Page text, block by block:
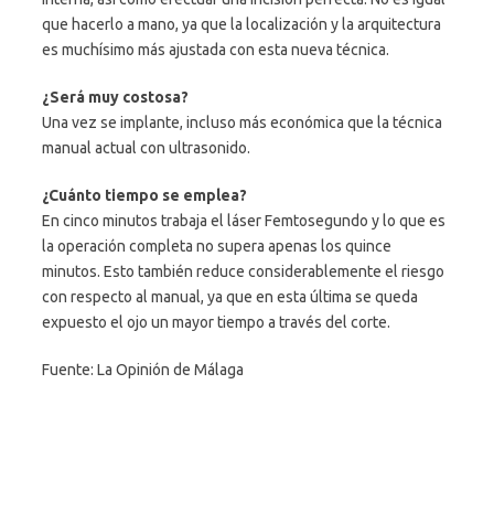
que hacerlo a mano, ya que la localización y la arquitectura
es muchísimo más ajustada con esta nueva técnica.
¿Será muy costosa?
Una vez se implante, incluso más económica que la técnica
manual actual con ultrasonido.
¿Cuánto tiempo se emplea?
En cinco minutos trabaja el láser Femtosegundo y lo que es
la operación completa no supera apenas los quince
minutos. Esto también reduce considerablemente el riesgo
con respecto al manual, ya que en esta última se queda
expuesto el ojo un mayor tiempo a través del corte.
Fuente: La Opinión de Málaga